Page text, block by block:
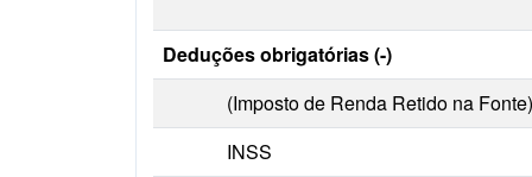
Deduções obrigatórias (-)
(Imposto de Renda Retido na Fonte)
INSS